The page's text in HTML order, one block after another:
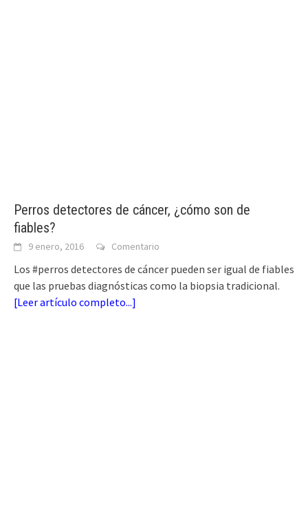
Perros detectores de cáncer, ¿cómo son de
fiables?
9 enero, 2016 Comentario
Los #perros detectores de cáncer pueden ser igual de fiables
que las pruebas diagnósticas como la biopsia tradicional.
[Leer artículo completo...]